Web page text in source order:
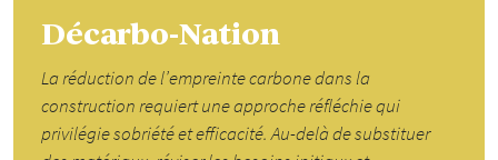
Décarbo-Nation
La réduction de l’empreinte carbone dans la
construction requiert une approche réfléchie qui
privilégie sobriété et efficacité. Au-delà de substituer